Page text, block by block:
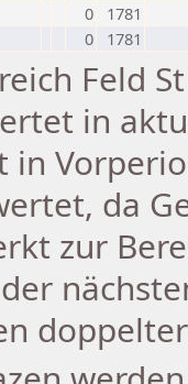
0
1781
0 1781
Feld
in
in
da
zur